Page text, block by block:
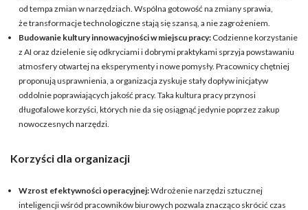
od tempa zmian w narzędziach. Wspólna gotowość na zmiany sprawia,
że transformacje technologiczne stają się szansą, a nie zagrożeniem.
Budowanie kultury innowacyjności w miejscu pracy: Codzienne korzystanie
z AI oraz dzielenie się odkryciami i dobrymi praktykami sprzyja powstawaniu
atmosfery otwartej na eksperymenty i nowe pomysły. Pracownicy chętniej
proponują usprawnienia, a organizacja zyskuje stały dopływ inicjatyw
oddolnie poprawiających jakość pracy. Taka kultura pracy przynosi
długofalowe korzyści, których nie da się osiągnąć jedynie poprzez zakup
nowoczesnych narzędzi.
Korzyści dla organizacji
Wzrost efektywności operacyjnej:Wdrożenie narzędzi sztucznej
inteligencji wśród pracowników biurowych pozwala znacząco skrócić czas